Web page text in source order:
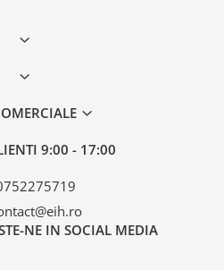
9:00 - 17:00
NE IN SOCIAL MEDIA